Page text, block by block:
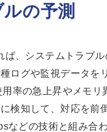
ルの予測
ば、システムトラブ
ログや監視データを
率の急上昇やメモリ
検知して、対応を前
などの技術と組み合